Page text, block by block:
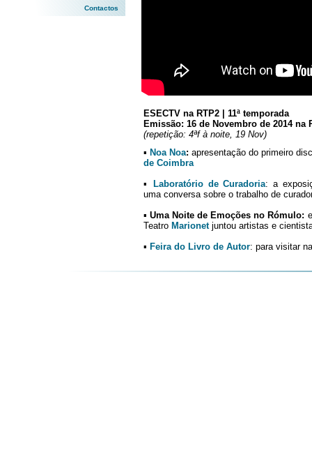
Contactos
ESECTV na RTP2 | 11ª temporada
Emissão: 16 de Novembro de 2014 na
(repetição: 4ªf à noite, 19 Nov)
▪ Noa Noa: apresentação do primeiro
de Coimbra
▪
Laboratório de Curadoria: a
uma conversa sobre o trabalho de
▪ Uma Noite de Emoções no Rómulo:
Teatro Marionetjuntou artistas e
▪ Feira do Livro de Autor: para visitar